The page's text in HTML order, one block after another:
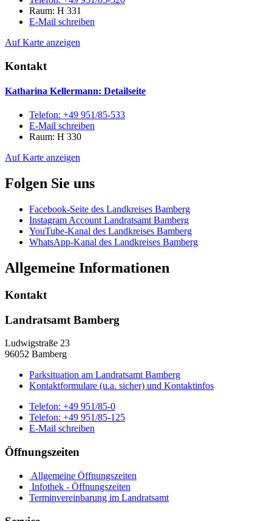
Raum: H 331
E-Mail schreiben
Auf Karte anzeigen
Kontakt
Katharina Kellermann: Detailseite
Telefon: +49 951/85-533
E-Mail schreiben
Raum: H 330
Auf Karte anzeigen
Folgen Sie uns
Facebook-Seite des Landkreises Bamberg
Instagram Account Landratsamt Bamberg
YouTube-Kanal des Landkreises Bamberg
WhatsApp-Kanal des Landkreises Bamberg
Allgemeine Informationen
Kontakt
Landratsamt Bamberg
Ludwigstraße 23
96052 Bamberg
Parksituation am Landratsamt Bamberg
Kontaktformulare (u.a. sicher) und Kontaktinfos
Telefon: +49 951/85-0
Telefon: +49 951/85-125
E-Mail schreiben
Öffnungszeiten
Allgemeine Öffnungszeiten
Infothek - Öffnungszeiten
Terminvereinbarung im Landratsamt